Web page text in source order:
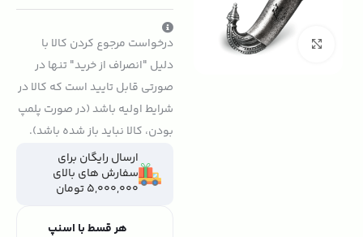
بزرگنمایی تصویر
درخواست مرجوع کردن کالا با
دلیل "انصراف از خرید" تنها در
صورتی قابل تایید است که کالا در
شرایط اولیه باشد (در صورت پلمپ
بودن، کالا نباید باز شده باشد).
ارسال رایگان برای
سفارش های بالای
5,000,000 تومان
هر قسط با اسنپ